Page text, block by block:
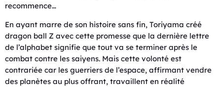
recommence…
En ayant marre de son histoire sans fin, Toriyama créé
dragon ball Z avec cette promesse que la dernière lettre
de l’alphabet signifie que tout va se terminer après le
combat contre les saiyens. Mais cette volonté est
contrariée car les guerriers de l’espace, affirmant vendre
des planètes au plus offrant, travaillent en réalité